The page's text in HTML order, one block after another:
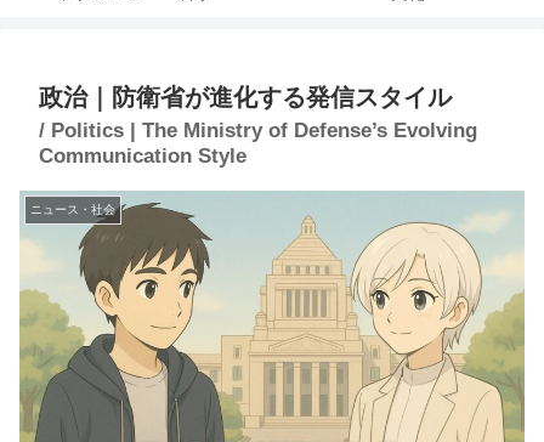
政治｜防衛省が進化する発信スタイル
/ Politics | The Ministry of Defense’s Evolving
Communication Style
ニュース・社会